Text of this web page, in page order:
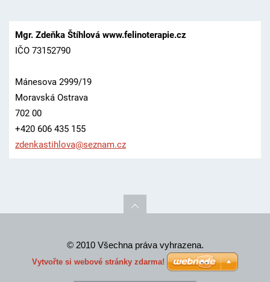
Mgr. Zdeňka Štíhlová www.felinoterapie.cz
IČO 73152790
Mánesova 2999/19
Moravská Ostrava
702 00
+420 606 435 155
zdenkastihlova@seznam.cz
© 2010 Všechna práva vyhrazena.
Vytvořte si webové stránky zdarma!